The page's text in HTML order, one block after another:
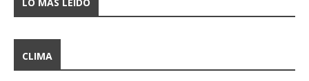
CLIMA